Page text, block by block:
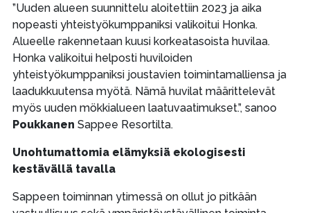
”Uuden alueen suunnittelu aloitettiin 2023 ja aika
nopeasti yhteistyökumppaniksi valikoitui Honka.
Alueelle rakennetaan kuusi korkeatasoista huvilaa.
Honka valikoitui helposti huviloiden
yhteistyökumppaniksi joustavien toimintamalliensa ja
laadukkuutensa myötä. Nämä huvilat määrittelevät
myös uuden mökkialueen laatuvaatimukset.”, sanoo
Poukkanen Sappee Resortilta.
Unohtumattomia elämyksiä ekologisesti
kestävällä tavalla
Sappeen toiminnan ytimessä on ollut jo pitkään